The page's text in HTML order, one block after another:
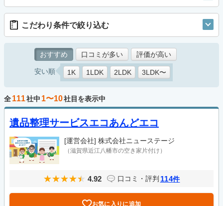
こだわり条件で絞り込む
おすすめ 口コミが多い 評価が高い
安い順 1K 1LDK 2LDK 3LDK〜
全111社中 1〜10社目を表示中
遺品整理サービスエコあんどエコ
[運営会社] 株式会社ニューステージ
（滋賀県近江八幡市の空き家片付け）
4.92 口コミ・評判 114件
お気に入りに追加